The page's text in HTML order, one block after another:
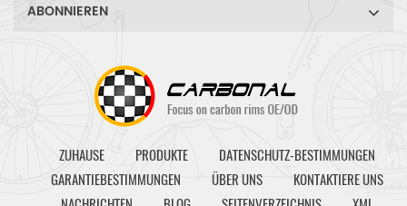
ABONNIEREN
ZUHAUSE PRODUKTE
DATENSCHUTZ-BESTIMMUNGEN
GARANTIEBESTIMMUNGEN
ÜBER UNS
KONTAKTIERE UNS